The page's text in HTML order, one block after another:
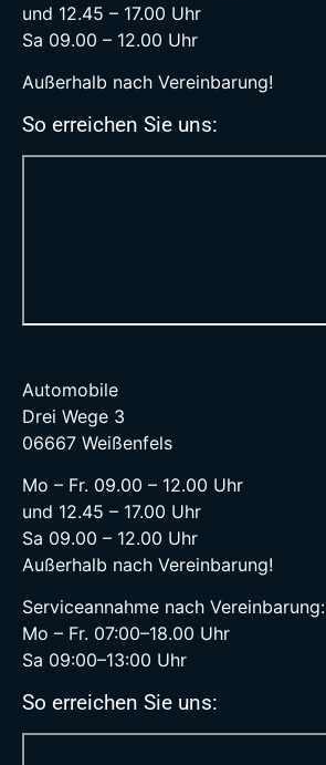
und 12.45 – 17.00 Uhr
Sa 09.00 – 12.00 Uhr
Außerhalb nach Vereinbarung!
So erreichen Sie uns:
Automobile
Drei Wege 3
06667 Weißenfels
Mo – Fr. 09.00 – 12.00 Uhr
und 12.45 – 17.00 Uhr
Sa 09.00 – 12.00 Uhr
Außerhalb nach Vereinbarung!
Serviceannahme nach Vereinbarung:
Mo – Fr. 07:00–18.00 Uhr
Sa 09:00–13:00 Uhr
So erreichen Sie uns: